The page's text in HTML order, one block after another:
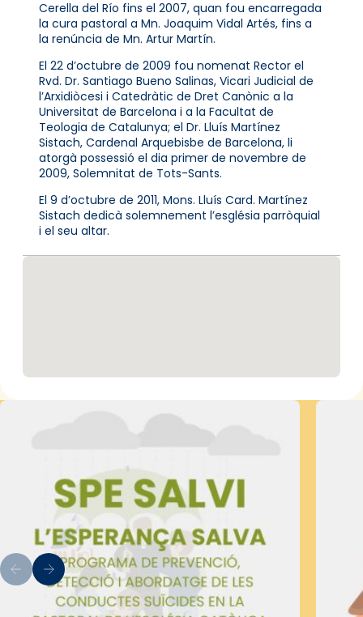
Cerella del Río fins el 2007, quan fou encarregada
la cura pastoral a Mn. Joaquim Vidal Artés, fins a
la renúncia de Mn. Artur Martín.
El 22 d’octubre de 2009 fou nomenat Rector el
Rvd. Dr. Santiago Bueno Salinas, Vicari Judicial de
l’Arxidiòcesi i Catedràtic de Dret Canònic a la
Universitat de Barcelona i a la Facultat de
Teologia de Catalunya; el Dr. Lluís Martínez
Sistach, Cardenal Arquebisbe de Barcelona, li
atorgà possessió el dia primer de novembre de
2009, Solemnitat de Tots-Sants.
El 9 d’octubre de 2011, Mons. Lluís Card. Martínez
Sistach dedicà solemnement l’església parròquial
i el seu altar.